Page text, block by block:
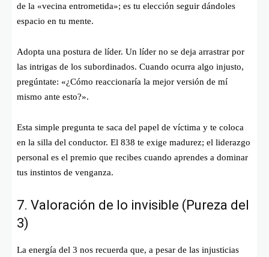
de la «vecina entrometida»; es tu elección seguir dándoles
espacio en tu mente.
Adopta una postura de líder. Un líder no se deja arrastrar por
las intrigas de los subordinados. Cuando ocurra algo injusto,
pregúntate: «¿Cómo reaccionaría la mejor versión de mí
mismo ante esto?».
Esta simple pregunta te saca del papel de víctima y te coloca
en la silla del conductor. El 838 te exige madurez; el liderazgo
personal es el premio que recibes cuando aprendes a dominar
tus instintos de venganza.
7. Valoración de lo invisible (Pureza del
3)
La energía del 3 nos recuerda que, a pesar de las injusticias